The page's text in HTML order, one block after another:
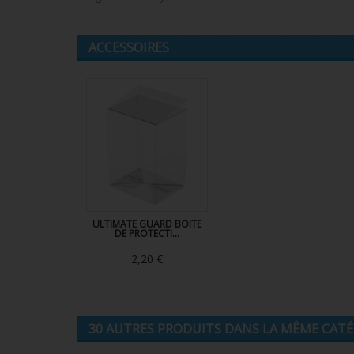
ACCESSOIRES
ULTIMATE GUARD BOITE
DE PROTECTI...
2,20 €
30 AUTRES PRODUITS DANS LA MÊME